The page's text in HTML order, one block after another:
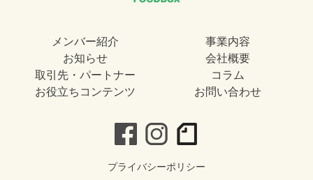
メンバー紹介
事業内容
お知らせ
会社概要
取引先・パートナー
コラム
お役立ちコンテンツ
お問い合わせ
プライバシーポリシー